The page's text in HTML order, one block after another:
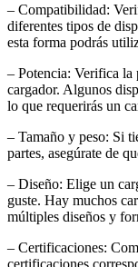
– Compatibilidad:
diferentes tipos de
esta forma podrás
– Potencia: Verifica la
cargador. Algunos
lo que requerirás un
– Tamaño y peso: Si
partes, asegúrate de
– Diseño: Elige un
guste. Hay muchos
múltiples diseños y
– Certificaciones:
certificaciones